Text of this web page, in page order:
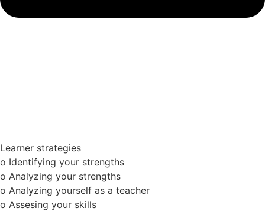
Learner strategies
o Identifying your strengths
o Analyzing your strengths
o Analyzing yourself as a teacher
o Assesing your skills